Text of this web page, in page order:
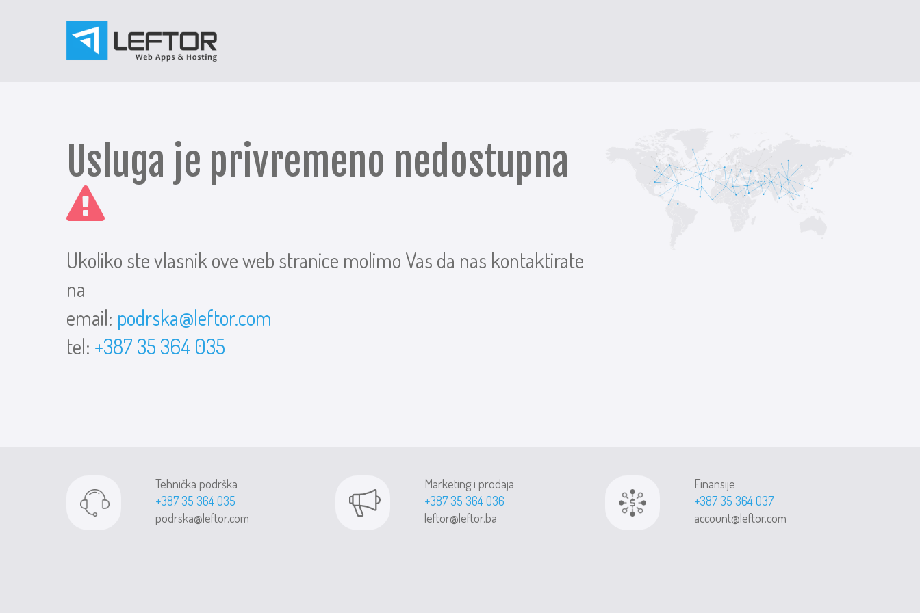
Usluga je privremeno nedostupna
Ukoliko ste vlasnik ove web stranice molimo Vas da nas kontaktirate
na
email: podrska@leftor.com
tel: +387 35 364 035
Tehnička podrška
+387 35 364 035
podrska@leftor.com
Marketing i prodaja
+387 35 364 036
leftor@leftor.ba
Finansije
+387 35 364 037
account@leftor.com